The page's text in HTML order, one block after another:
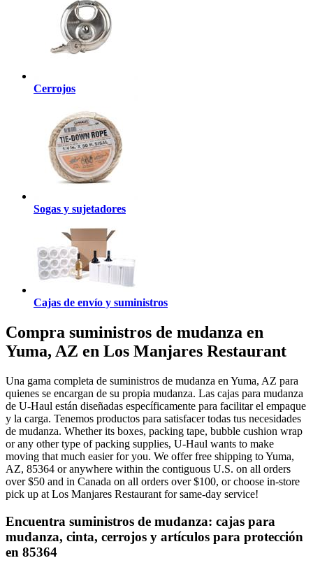
Cerrojos
Sogas y sujetadores
Cajas de envío y suministros
Compra suministros de mudanza en
Yuma, AZ en Los Manjares Restaurant
Una gama completa de suministros de mudanza en Yuma, AZ para
quienes se encargan de su propia mudanza. Las cajas para mudanza
de U-Haul están diseñadas específicamente para facilitar el empaque
y la carga. Tenemos productos para satisfacer todas tus necesidades
de mudanza. Whether its boxes, packing tape, bubble cushion wrap
or any other type of packing supplies, U-Haul wants to make
moving that much easier for you. We offer free shipping to Yuma,
AZ, 85364 or anywhere within the contiguous U.S. on all orders
over $50 and in Canada on all orders over $100, or choose in-store
pick up at Los Manjares Restaurant for same-day service!
Encuentra suministros de mudanza: cajas para
mudanza, cinta, cerrojos y artículos para protección
en 85364